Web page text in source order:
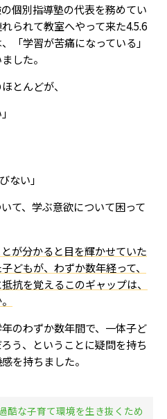
個別指導塾の代表を務めてい
られて教室へやって来た4.5.6
「学習が苦痛になっている」
した。
とんどが、
ない」
て、学ぶ意欲について困って
が分かると目を輝かせていた
どもが、わずか数年経って、
抗を覚えるこのギャップは、
のわずか数年間で、一体子ど
う、ということに疑問を持ち
を持ちました。
酷な子育て環境を生き抜くため